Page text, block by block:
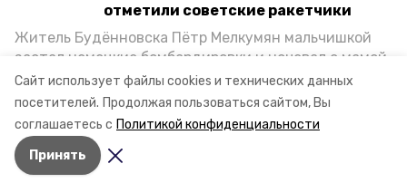
Сайт использует файлы cookies и технических данных
посетителей. Продолжая пользоваться сайтом, Вы
соглашаетесь с Политикой конфиденциальности
Принять
отметили советские ракетчики
Житель Будённовска Пётр Мелкумян мальчишкой
застал немецкие бомбардировки и ночевал с мамой
под открытым небом, когда гитлеровцы заняли их
дом. Чем запомнились эти дни, как выживали после
и чем Пётр помог ракетным войскам — в новом
материале спецпроекта «Победы26» «Дети
Великой Отечественной».
минжкх ск
Авторы: Федор Устинов